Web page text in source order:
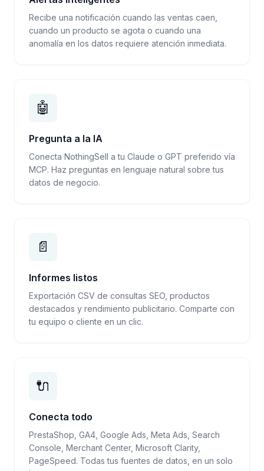
Recibe una notificación cuando las ventas caen,
cuando un producto se agota o cuando una
anomalía en los datos requiere atención inmediata.
🤖
Pregunta a la IA
Conecta NothingSell a tu Claude o GPT preferido vía
MCP. Haz preguntas en lenguaje natural sobre tus
datos de negocio.
📄
Informes listos
Exportación CSV de consultas SEO, productos
destacados y rendimiento publicitario. Comparte con
tu equipo o cliente en un clic.
🔌
Conecta todo
PrestaShop, GA4, Google Ads, Meta Ads, Search
Console, Merchant Center, Microsoft Clarity,
PageSpeed. Todas tus fuentes de datos, en un solo